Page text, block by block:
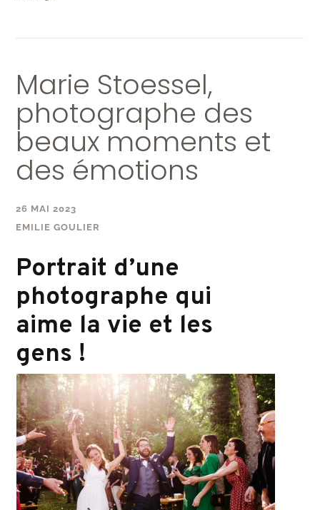
Marie Stoessel,
photographe des
beaux moments et
des émotions
26 MAI 2023
EMILIE GOULIER
Portrait d’une
photographe qui
aime la vie et les
gens !